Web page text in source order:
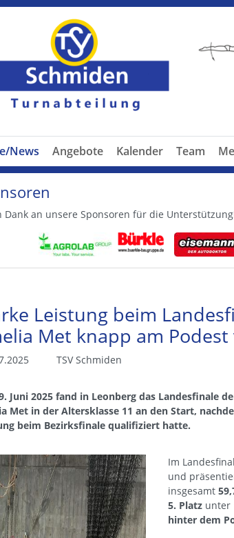
News Angebote Kalender Team
Dank an unsere Sponsoren für die
Leistung beim
Met knapp am
TSV Schmiden
Juni 2025 fand in Leonberg das Landesfinale
Met in der Altersklasse 11 an den Start,
beim Bezirksfinale qualifiziert hatte.
Im
und
insgesamt
5. Platz unter
hinter dem